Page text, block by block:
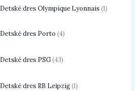
Detské dres Olympique Lyonnais 1
Detské dres Porto 4
Detské dres PSG 43
Detské dres RB Leipzig 1